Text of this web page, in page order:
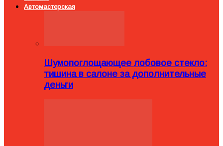
Автомастерская
Шумопоглощающее лобовое стекло:
тишина в салоне за дополнительные
деньги